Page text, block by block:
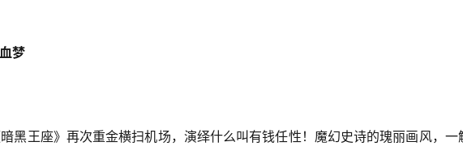
梦
黑王座》再次重金横扫机场，演绎什么叫有钱任性！魔幻史诗的瑰丽画风，一